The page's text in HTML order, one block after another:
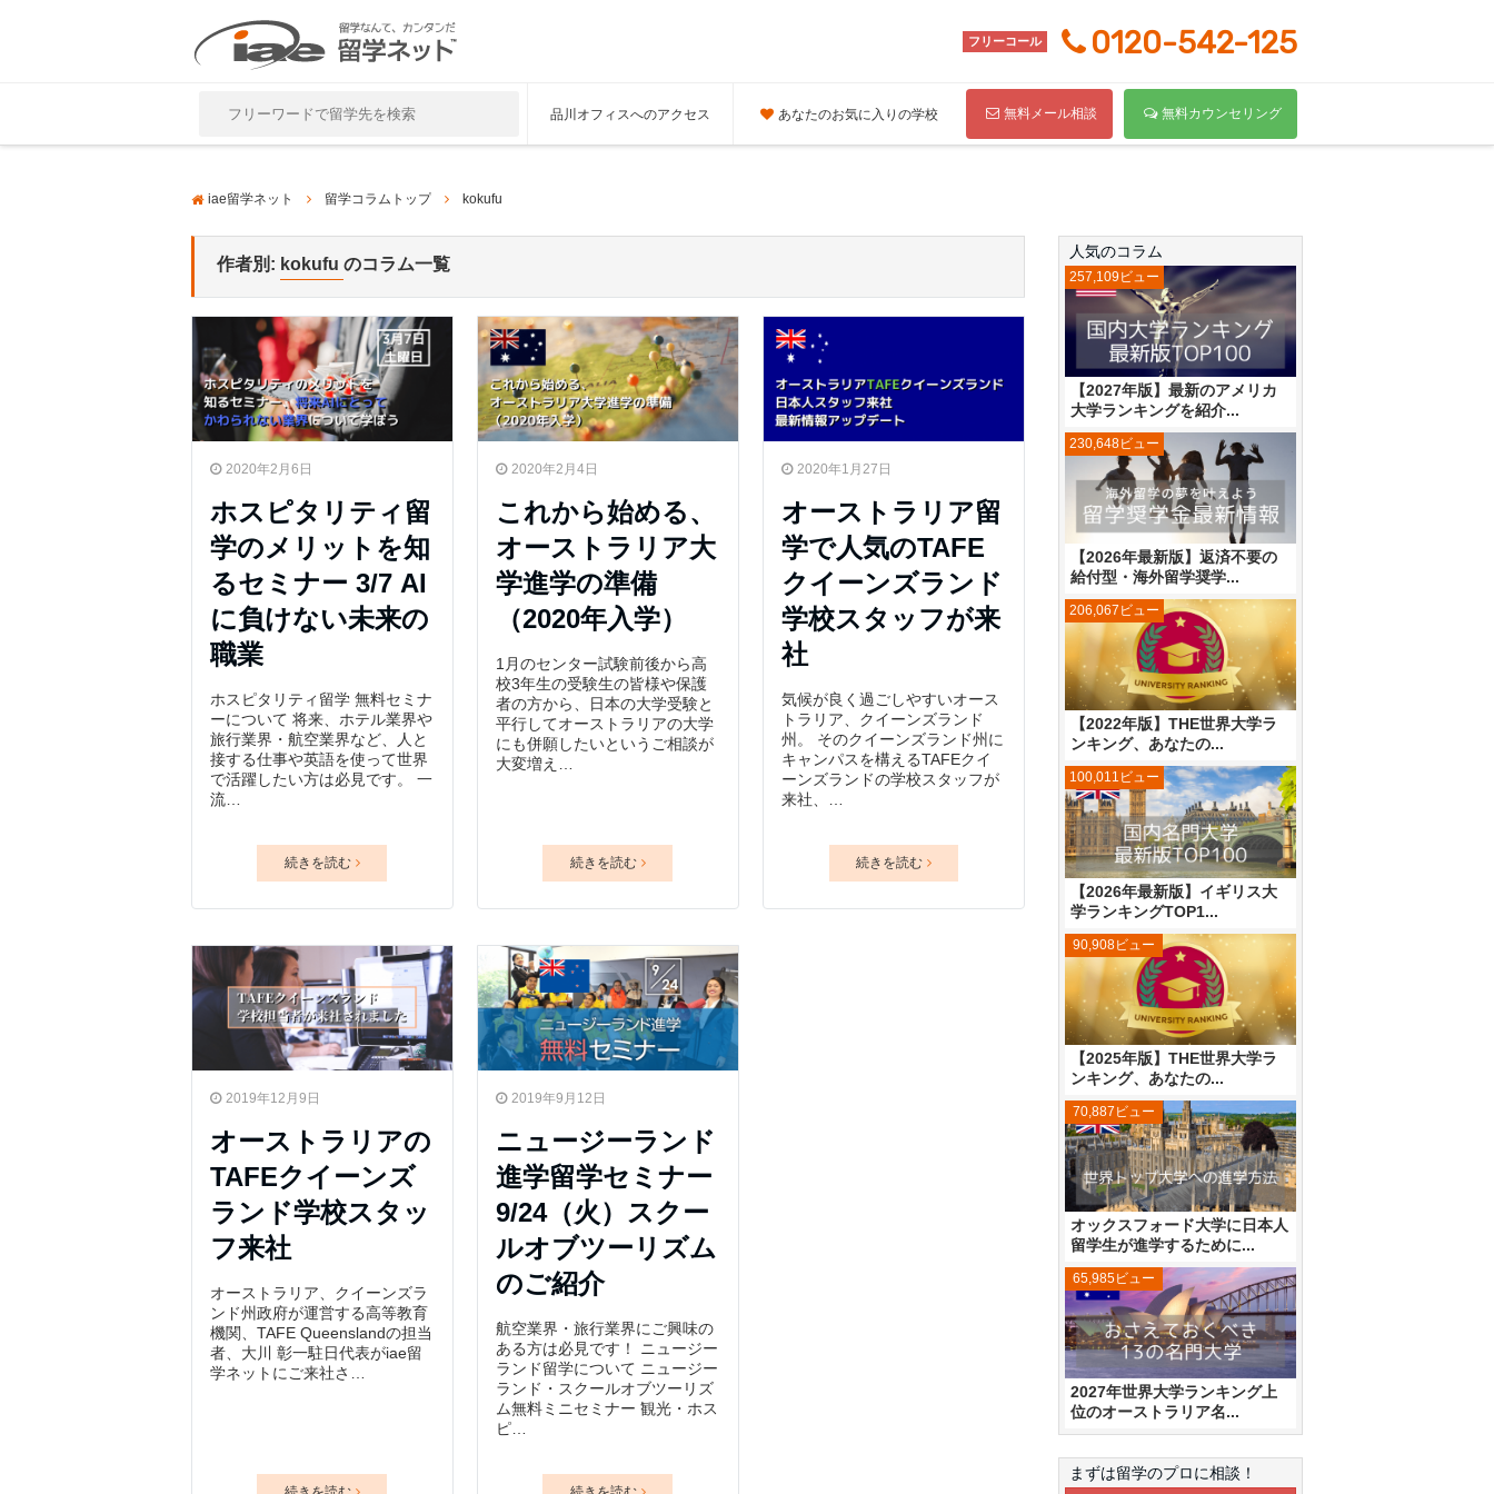
フリーコール 0120-542-125
品川オフィスへのアクセス あなたのお気に入りの学校 無料メール相談 無料カウンセリング
iae留学ネット 留学コラムトップ kokufu
作者別: kokufu のコラム一覧
2020年2月6日
ホスピタリティ留
学のメリットを知
るセミナー 3/7 AI
に負けない未来の
職業
ホスピタリティ留学 無料セミナ
ーについて 将来、ホテル業界や
旅行業界・航空業界など、人と
接する仕事や英語を使って世界
で活躍したい方は必見です。 一
流…
続きを読む
2020年2月4日
これから始める、
オーストラリア大
学進学の準備
（2020年入学）
1月のセンター試験前後から高
校3年生の受験生の皆様や保護
者の方から、日本の大学受験と
平行してオーストラリアの大学
にも併願したいというご相談が
大変増え…
続きを読む
2020年1月27日
オーストラリア留
学で人気のTAFE
クイーンズランド
学校スタッフが来
社
気候が良く過ごしやすいオース
トラリア、クイーンズランド
州。 そのクイーンズランド州に
キャンパスを構えるTAFEクイ
ーンズランドの学校スタッフが
来社、…
続きを読む
2019年12月9日
オーストラリアの
TAFEクイーンズ
ランド学校スタッ
フ来社
オーストラリア、クイーンズラ
ンド州政府が運営する高等教育
機関、TAFE Queenslandの担当
者、大川 彰一駐日代表がiae留
学ネットにご来社さ…
2019年9月12日
ニュージーランド
進学留学セミナー
9/24（火）スクー
ルオブツーリズム
のご紹介
航空業界・旅行業界にご興味の
ある方は必見です！ ニュージー
ランド留学について ニュージー
ランド・スクールオブツーリズ
ム無料ミニセミナー 観光・ホス
ピ…
人気のコラム
【2027年版】最新のアメリカ
大学ランキングを紹介...
257,109ビュー
【2026年最新版】返済不要の
給付型・海外留学奨学...
230,648ビュー
【2022年版】THE世界大学ラ
ンキング、あなたの...
206,067ビュー
【2026年最新版】イギリス大
学ランキングTOP1...
100,011ビュー
【2025年版】THE世界大学ラ
ンキング、あなたの...
90,908ビュー
オックスフォード大学に日本人
留学生が進学するために...
70,887ビュー
2027年世界大学ランキング上
位のオーストラリア名...
65,985ビュー
まずは留学のプロに相談！